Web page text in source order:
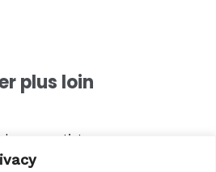
plus loin
pour artistes
pour entreprises